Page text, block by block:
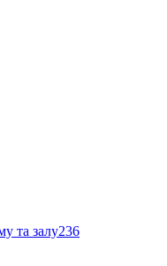
та залу236